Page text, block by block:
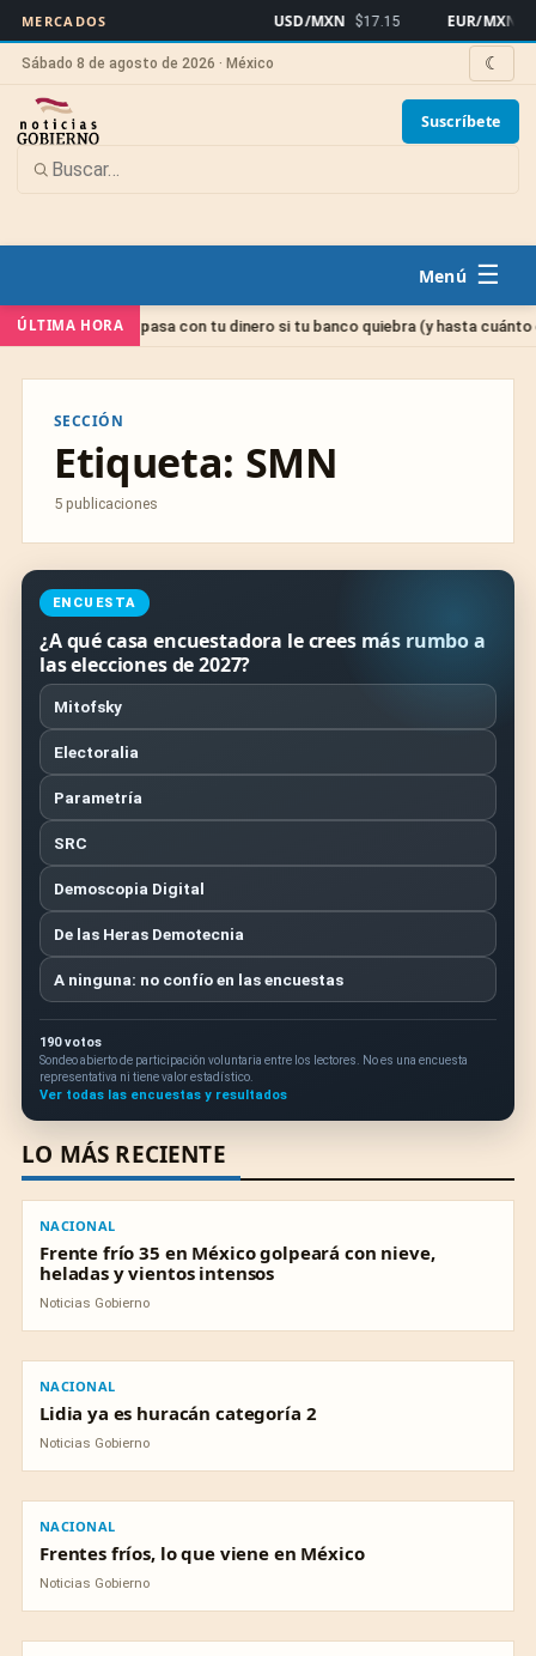
MERCADOS USD/MXN $17.15 EUR/MXN
Sábado 8 de agosto de 2026 · México ☾
Suscríbete
☰
ÚLTIMA HORA
IPAB: qué pasa con tu dinero si tu banco quiebra (y hasta cuánto está
SECCIÓN
Etiqueta: SMN
5 publicaciones
ENCUESTA
¿A qué casa encuestadora le crees más rumbo a
las elecciones de 2027?
Mitofsky
Electoralia
Parametría
SRC
Demoscopia Digital
De las Heras Demotecnia
A ninguna: no confío en las encuestas
190 votos
Sondeo abierto de participación voluntaria entre los lectores. No es una encuesta
representativa ni tiene valor estadístico.
Ver todas las encuestas y resultados
LO MÁS RECIENTE
NACIONAL
Frente frío 35 en México golpeará con nieve,
heladas y vientos intensos
Noticias Gobierno
NACIONAL
Lidia ya es huracán categoría 2
Noticias Gobierno
NACIONAL
Frentes fríos, lo que viene en México
Noticias Gobierno